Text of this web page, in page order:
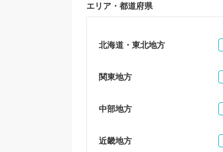
エリア・都道府県
北海道・東北地方
関東地方
中部地方
近畿地方